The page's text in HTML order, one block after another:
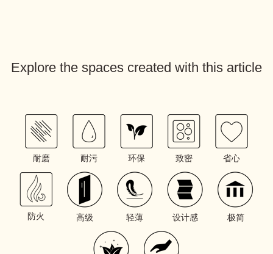
Explore the spaces created with this article
耐磨 耐污 环保 致密 省心
防火 高级 轻薄 设计感 极简